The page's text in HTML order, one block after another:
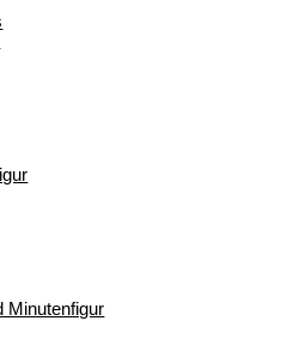
Minutenfigur